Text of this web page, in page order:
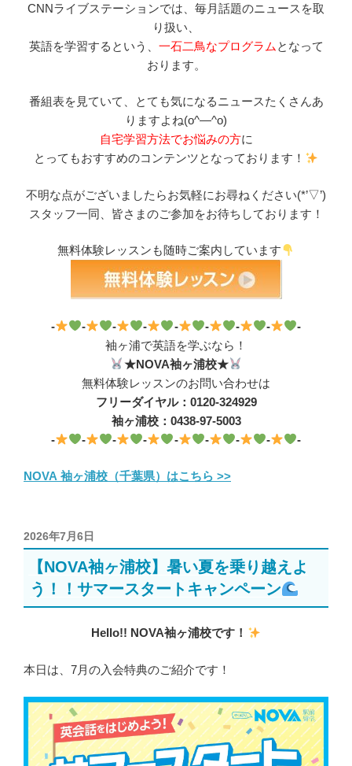
CNNライブステーションでは、毎月話題のニュースを取
り扱い、
英語を学習するという、 一石二鳥なプログラム となって
おります。
番組表を見ていて、とても気になるニュースたくさんあ
りますよね(o^―^o)
自宅学習方法でお悩みの方に
とってもおすすめのコンテンツとなっております！
不明な点がございましたらお気軽にお尋ねください(*’▽’)
スタッフ一同、皆さまのご参加をお待ちしております！
無料体験レッスンも随時ご案内しています
- - - - - - - -
-
袖ヶ浦で英語を学ぶなら！
★NOVA袖ヶ浦校★
無料体験レッスンのお問い合わせは
フリーダイヤル：0120-324929
袖ヶ浦校：0438-97-5003
-
- - - - - - - -
NOVA 袖ヶ浦校（千葉県）はこちら >>
投
稿
2026年7月6日
【NOVA袖ヶ浦校】暑い夏を乗り越えよ
う！！サマースタートキャンペーン
Hello!! NOVA袖ヶ浦校です！
本日は、7月の入会特典のご紹介です！